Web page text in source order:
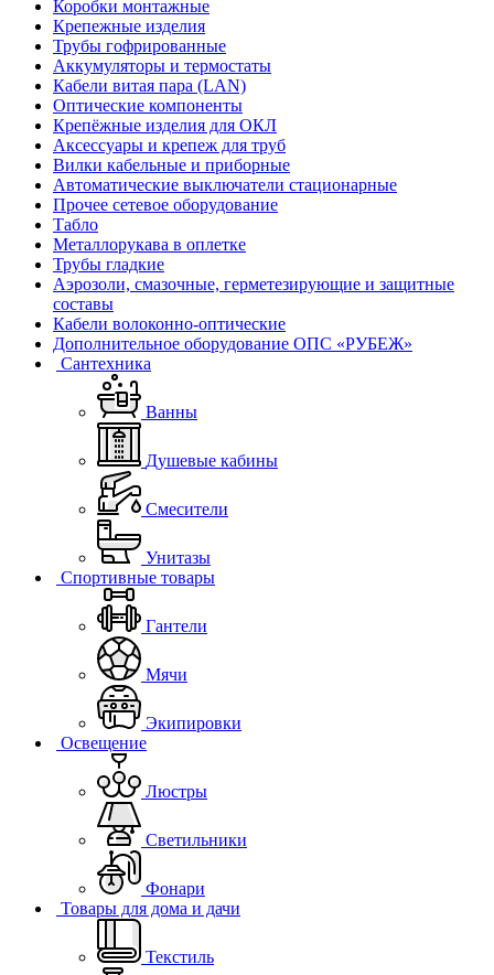
Коробки монтажные
Крепежные изделия
Трубы гофрированные
Аккумуляторы и термостаты
Кабели витая пара (LAN)
Оптические компоненты
Крепёжные изделия для ОКЛ
Аксессуары и крепеж для труб
Вилки кабельные и приборные
Автоматические выключатели стационарные
Прочее сетевое оборудование
Табло
Металлорукава в оплетке
Трубы гладкие
Аэрозоли, смазочные, герметезирующие и защитные
составы
Кабели волоконно-оптические
Дополнительное оборудование ОПС «РУБЕЖ»
Сантехника
Ванны
Душевые кабины
Смесители
Унитазы
Спортивные товары
Гантели
Мячи
Экипировки
Освещение
Люстры
Светильники
Фонари
Товары для дома и дачи
Текстиль